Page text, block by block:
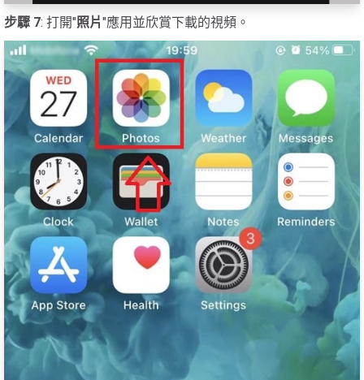
步驟 7: 打開"照片"應用並欣賞下載的視頻。